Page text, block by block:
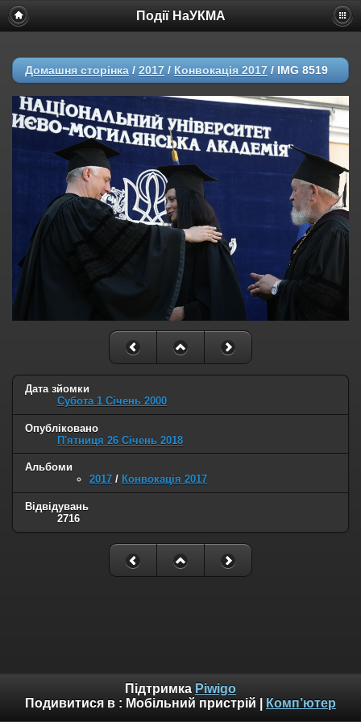
Події НаУКМА
Домашня сторінка / 2017 / Конвокація 2017 / IMG 8519
Дата зйомки
Субота 1 Січень 2000
Опубліковано
П'ятниця 26 Січень 2018
Альбоми
2017 / Конвокація 2017
Відвідувань
2716
Підтримка Piwigo
Подивитися в : Мобільний пристрій Комп’ютер